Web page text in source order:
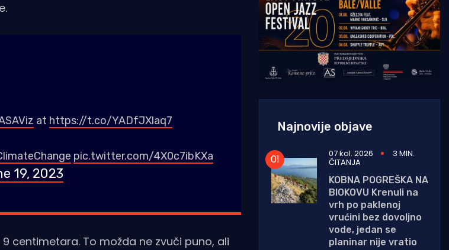
at https://t.co/YADfJXlaq7
pic.twitter.com/4X0c7ibKXa
19, 2023
centimetara. To možda ne zvuči puno, ali
Najnovije objave
07 kol. 2026 3 MIN.
ČITANJA
KOBNA POGREŠKA NA
BIOKOVU Krenuli na
vrh po paklenoj
vrućini bez dovoljno
vode, jedan se
planinar nije vratio